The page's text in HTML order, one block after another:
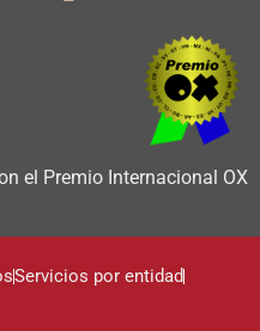
el Premio Internacional OX
Servicios por entidad